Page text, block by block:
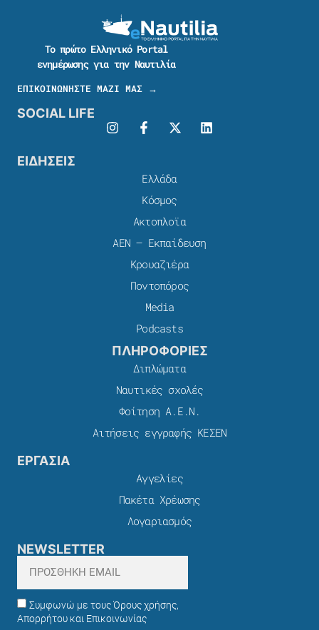
Το πρώτο Ελληνικό Portal
ενημέρωσης για την Ναυτιλία
ΕΠΙΚΟΙΝΩΝΗΣΤΕ ΜΑΖΙ ΜΑΣ →
SOCIAL LIFE
ΕΙΔΗΣΕΙΣ
Ελλάδα
Κόσμος
Ακτοπλοϊα
ΑΕΝ – Εκπαίδευση
Κρουαζιέρα
Ποντοπόρος
Media
Podcasts
ΠΛΗΡΟΦΟΡΙΕΣ
Διπλώματα
Ναυτικές σχολές
Φοίτηση Α.Ε.Ν.
Αιτήσεις εγγραφής ΚΕΣΕΝ
ΕΡΓΑΣΙΑ
Αγγελίες
Πακέτα Χρέωσης​
Λογαριασμός
NEWSLETTER
Συμφωνώ με τους Όρους χρήσης,
Απορρήτου και Επικοινωνίας